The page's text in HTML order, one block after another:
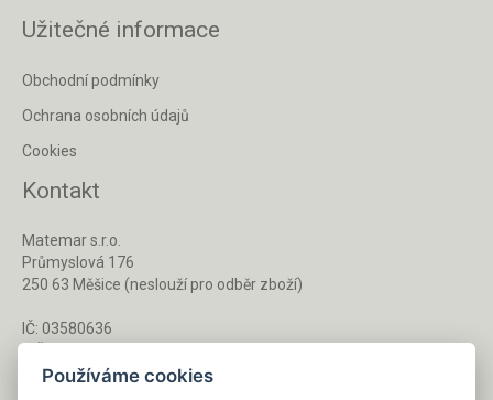
Užitečné informace
Obchodní podmínky
Ochrana osobních údajů
Cookies
Kontakt
Matemar s.r.o.
Průmyslová 176
250 63 Měšice (neslouží pro odběr zboží)
IČ: 03580636
Používáme cookies